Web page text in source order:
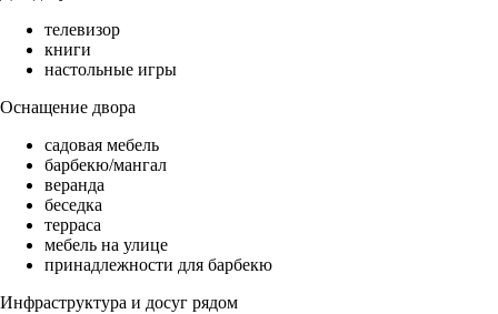
телевизор
книги
настольные игры
Оснащение двора
садовая мебель
барбекю/мангал
веранда
беседка
терраса
мебель на улице
принадлежности для барбекю
Инфраструктура и досуг рядом